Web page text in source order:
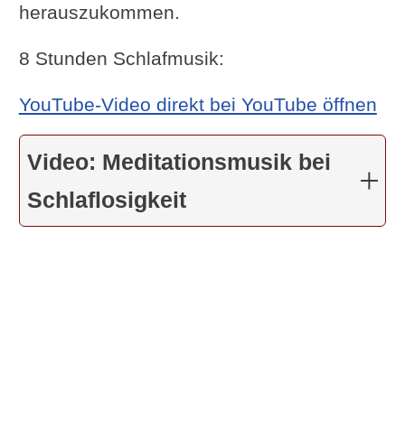
herauszukommen.
8 Stunden Schlafmusik:
YouTube-Video direkt bei YouTube öffnen
Video: Meditationsmusik bei
Schlaflosigkeit